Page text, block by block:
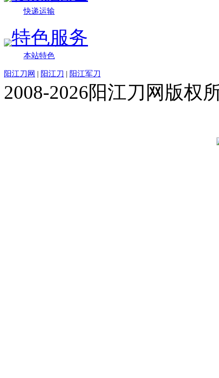
快递运输
特色服务
本站特色
阳江刀网 | 阳江刀 | 阳江军刀
2008-2026阳江刀网版权